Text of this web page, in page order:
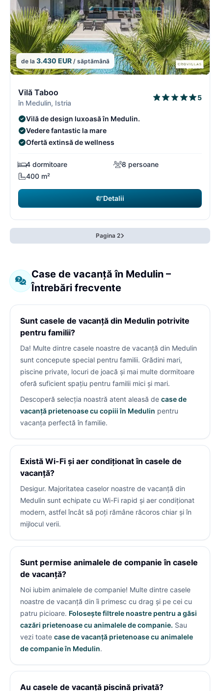
de la 3.430 EUR / săptămână
Vilă Taboo
în Medulin, Istria
5
Vilă de design luxoasă în Medulin.
Vedere fantastic la mare
Ofertă extinsă de wellness
4 dormitoare
8 persoane
400 m²
Detalii
Pagina 2
Case de vacanță în Medulin –
Întrebări frecvente
Sunt casele de vacanță din Medulin potrivite
pentru familii?
Da! Multe dintre casele noastre de vacanță din Medulin
sunt concepute special pentru familii. Grădini mari,
piscine private, locuri de joacă și mai multe dormitoare
oferă suficient spațiu pentru familii mici și mari.
Descoperă selecția noastră atent aleasă de case de
vacanță prietenoase cu copiii în Medulin pentru
vacanța perfectă în familie.
Există Wi-Fi și aer condiționat în casele de
vacanță?
Desigur. Majoritatea caselor noastre de vacanță din
Medulin sunt echipate cu Wi-Fi rapid și aer condiționat
modern, astfel încât să poți rămâne răcoros chiar și în
mijlocul verii.
Sunt permise animalele de companie în casele
de vacanță?
Noi iubim animalele de companie! Multe dintre casele
noastre de vacanță dinîi primesc cu drag și pe cei cu
patru picioare. Folosește filtrele noastre pentru a găsi
cazări prietenoase cu animalele de companie. Sau
vezi toate case de vacanță prietenoase cu animalele
de companie în Medulin.
Au casele de vacanță piscină privată?